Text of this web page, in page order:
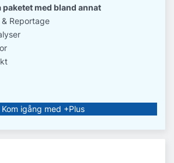
paketet med bland annat
Reportage
Kom igång med +Plus